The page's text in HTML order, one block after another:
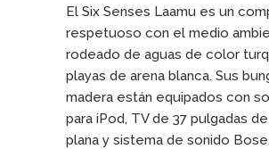
El Six Senses Laamu es un
respetuoso con el medio
rodeado de aguas de color
playas de arena blanca. Sus
madera están equipados con
para iPod, TV de 37 pulgadas
plana y sistema de sonido Bose.